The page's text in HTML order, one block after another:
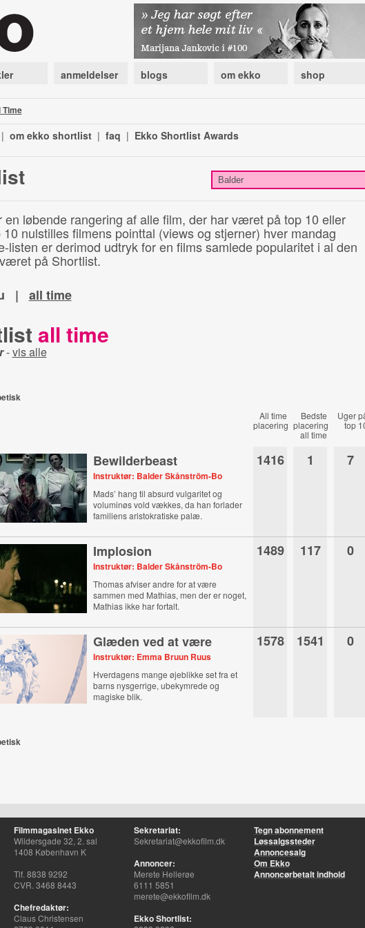
anmeldelser blogs om ekko shop
Time
| om ekko shortlist | faq | Ekko Shortlist Awards
en løbende rangering af alle film, der har været på top 10 eller
nulstilles filmens pointtal (views og stjerner) hver mandag
listen er derimod udtryk for en films samlede popularitet i al den
på Shortlist.
| all time
all time
-vis alle
All time
placering
Bedste
placering
all time
Uger
top
Bewilderbeast
Instruktør: Balder Skånström-Bo
Mads’ hang til absurd vulgaritet og
voluminøs vold vækkes, da han forlader
familiens aristokratiske palæ.
1416 1 7
Implosion
Instruktør: Balder Skånström-Bo
Thomas afviser andre for at være
sammen med Mathias, men der er noget,
Mathias ikke har fortalt.
1489 117 0
Glæden ved at være
Instruktør: Emma Bruun Ruus
Hverdagens mange øjeblikke set fra et
barns nysgerrige, ubekymrede og
magiske blik.
1578 1541 0
Filmmagasinet Ekko
Wildersgade 32, 2. sal
1408 København K
Tlf. 8838 9292
CVR. 3468 8443
Chefredaktør:
Claus Christensen
Sekretariat:
Sekretariat@ekkofilm.dk
Annoncer:
Merete Hellerøe
6111 5851
merete@ekkofilm.dk
Ekko Shortlist:
Tegn abonnement
Løssalgssteder
Annoncesalg
Om Ekko
Annoncørbetalt indhold